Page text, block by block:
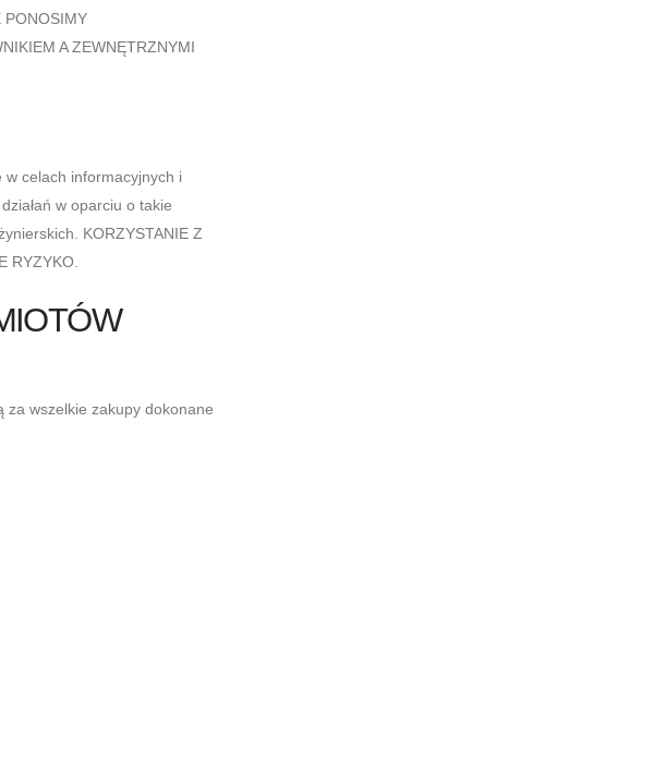
PONOSIMY
A ZEWNĘTRZNYMI
w celach informacyjnych i
w oparciu o takie
KORZYSTANIE Z
RYZYKO.
wszelkie zakupy dokonane